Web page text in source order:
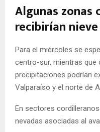
Algunas zonas
recibirían nieve
Para el miércoles se
centro-sur, mientras que
precipitaciones podrían
Valparaíso y el norte de
En sectores
nevadas asociadas al